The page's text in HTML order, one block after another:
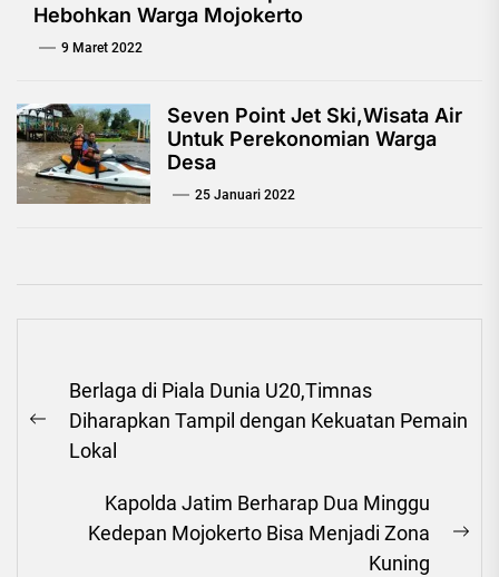
Hebohkan Warga Mojokerto
9 Maret 2022
Seven Point Jet Ski,Wisata Air
Untuk Perekonomian Warga
Desa
25 Januari 2022
pos
Previous
post:
Berlaga di Piala Dunia U20,Timnas
Diharapkan Tampil dengan Kekuatan Pemain
Lokal
Kapolda Jatim Berharap Dua Minggu
Kedepan Mojokerto Bisa Menjadi Zona
Kuning